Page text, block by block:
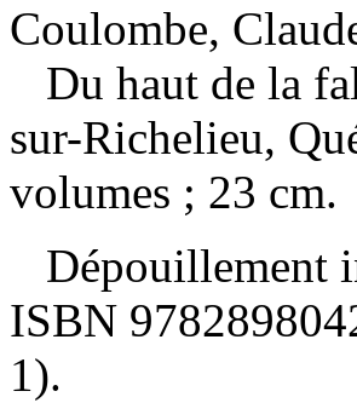
Coulombe,
Du haut de la
sur-Richelieu,
volumes ; 23 cm.
Dépouillement
ISBN
1).